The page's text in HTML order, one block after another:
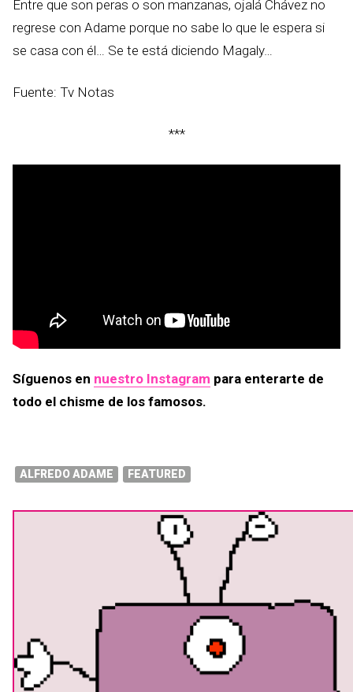
Entre que son peras o son manzanas, ojalá Chávez no
regrese con Adame porque no sabe lo que le espera si
se casa con él… Se te está diciendo Magaly…
Fuente: Tv Notas
***
Síguenos en nuestro Instagram para enterarte de
todo el chisme de los famosos.
ALFREDO ADAME FEATURED